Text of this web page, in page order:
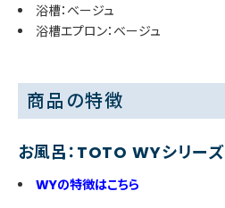
浴槽：ベージュ
浴槽エプロン：ベージュ
商品の特徴
お風呂：TOTO WYシリーズ
WYの特徴はこちら